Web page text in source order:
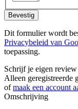
Bevestig
Dit formulier wordt
Privacybeleid van
toepassing.
Schrijf je eigen review
Alleen geregistreerde
ofmaak een account
Omschrijving